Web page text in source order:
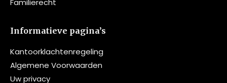
Familierecht
Informatieve pagina’s
Kantoorklachtenregeling
Algemene Voorwaarden
Uw privacy